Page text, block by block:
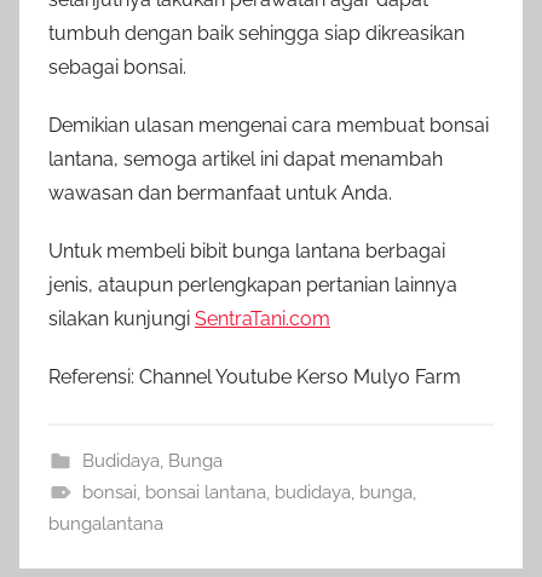
tumbuh dengan baik sehingga siap dikreasikan
sebagai bonsai.
Demikian ulasan mengenai cara membuat bonsai
lantana, semoga artikel ini dapat menambah
wawasan dan bermanfaat untuk Anda.
Untuk membeli bibit bunga lantana berbagai
jenis, ataupun perlengkapan pertanian lainnya
silakan kunjungi SentraTani.com
Referensi: Channel Youtube Kerso Mulyo Farm
Budidaya, Bunga
bonsai, bonsai lantana, budidaya, bunga,
bungalantana